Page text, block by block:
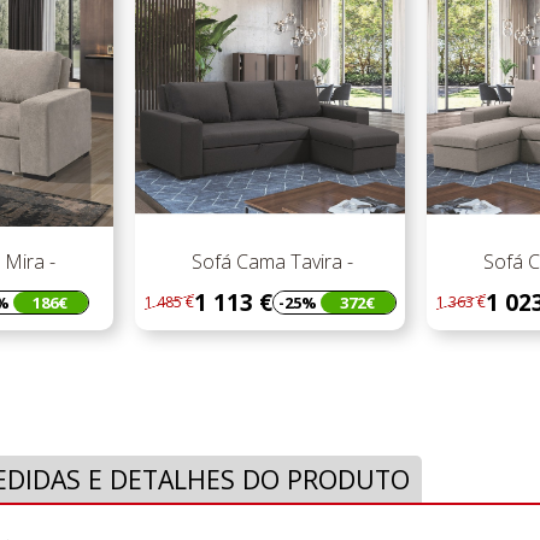
-
372€
Sofá Cama Tavira -
Regular
preço
1 363 €1 023 €
Preço -25% 340€
Sofá
Regular
preço
1 079 €
Preço
E DETALHES DO PRODUTO